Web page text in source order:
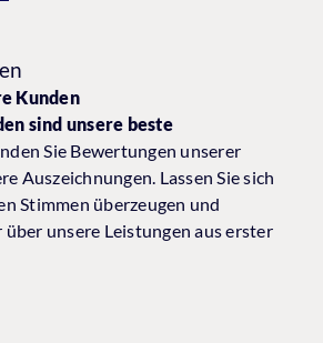
Kunden
sind unsere beste
Sie Bewertungen unserer
Auszeichnungen. Lassen Sie sich
Stimmen überzeugen und
über unsere Leistungen aus erster